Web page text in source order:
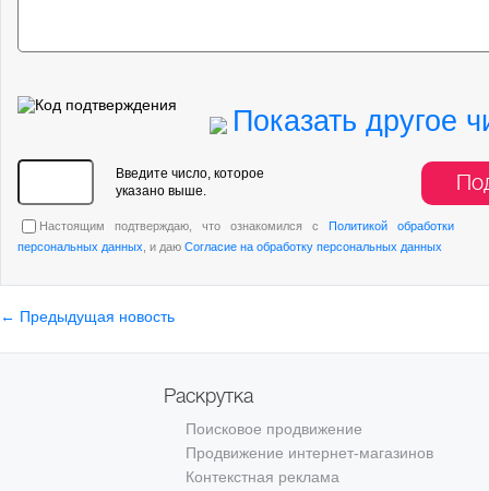
Показать другое
Введите число, которое
указано выше.
Настоящим подтверждаю, что ознакомился с Политикой обработки
персональных данных , и даю Согласие на обработку персональных данных
← Предыдущая новость
Раскрутка
Поисковое продвижение
Продвижение интернет-магазинов
Контекстная реклама